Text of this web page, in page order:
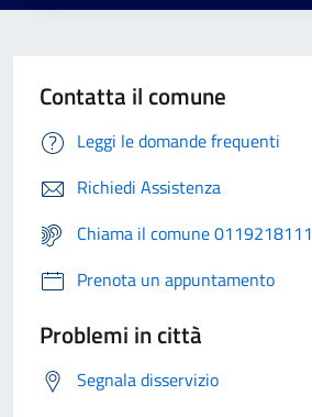
Contatta il comune
Leggi le domande frequenti
Richiedi Assistenza
Chiama il comune 0119218111
Prenota un appuntamento
Problemi in città
Segnala disservizio